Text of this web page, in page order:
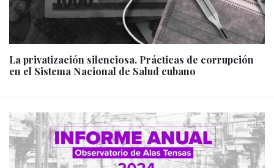
La privatización silenciosa. Prácticas de corrupción
en el Sistema Nacional de Salud cubano